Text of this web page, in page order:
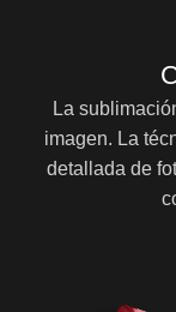
La
imagen. La
detallada de